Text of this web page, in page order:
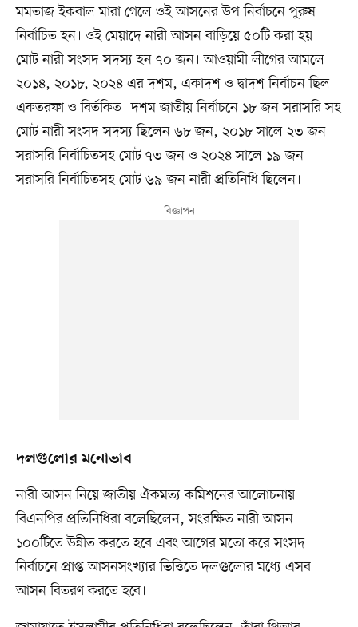
মমতাজ ইকবাল মারা গেলে ওই আসনের উপ নির্বাচনে পুরুষ
নির্বাচিত হন। ওই মেয়াদে নারী আসন বাড়িয়ে ৫০টি করা হয়।
মোট নারী সংসদ সদস্য হন ৭০ জন। আওয়ামী লীগের আমলে
২০১৪, ২০১৮, ২০২৪ এর দশম, একাদশ ও দ্বাদশ নির্বাচন ছিল
একতরফা ও বির্তকিত। দশম জাতীয় নির্বাচনে ১৮ জন সরাসরি সহ
মোট নারী সংসদ সদস্য ছিলেন ৬৮ জন, ২০১৮ সালে ২৩ জন
সরাসরি নির্বাচিতসহ মোট ৭৩ জন ও ২০২৪ সালে ১৯ জন
সরাসরি নির্বাচিতসহ মোট ৬৯ জন নারী প্রতিনিধি ছিলেন।
দলগুলোর মনোভাব
নারী আসন নিয়ে জাতীয় ঐকমত্য কমিশনের আলোচনায়
বিএনপির প্রতিনিধিরা বলেছিলেন, সংরক্ষিত নারী আসন
১০০টিতে উন্নীত করতে হবে এবং আগের মতো করে সংসদ
নির্বাচনে প্রাপ্ত আসনসংখ্যার ভিত্তিতে দলগুলোর মধ্যে এসব
আসন বিতরণ করতে হবে।